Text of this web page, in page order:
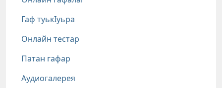
Гаф туькIуьра
Онлайн тестар
Патан гафар
Аудиогалерея